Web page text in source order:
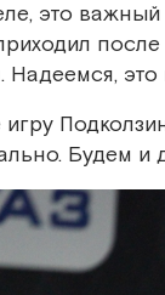
это важный
Надеемся,
Будем и